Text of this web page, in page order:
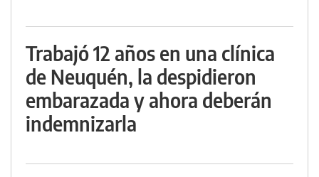
Trabajó 12 años en una clínica
de Neuquén, la despidieron
embarazada y ahora deberán
indemnizarla